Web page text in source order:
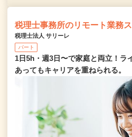
税理士事務所のリモート業務
税理士法人 サリーレ
パート
1日5h・週3日〜で家庭と両立！ラ
あってもキャリアを重ねられる。